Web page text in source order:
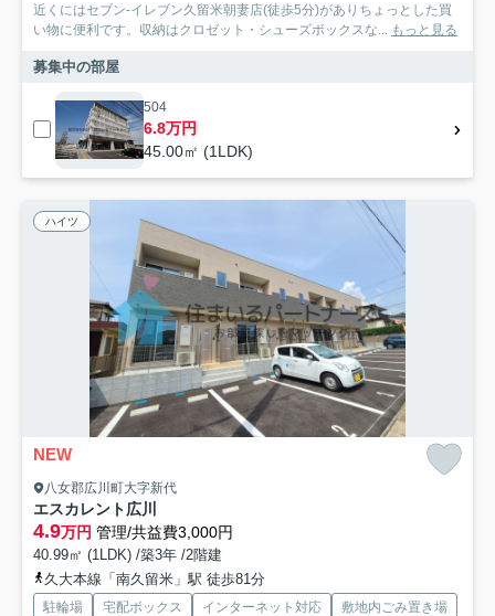
近くにはセブン-イレブン久留米朝妻店(徒歩5分)がありちょっとした買
い物に便利です。収納はクロゼット・シューズボックスな...
もっと見る
募集中の部屋
504
6.8万円
45.00㎡ (1LDK)
ハイツ
NEW
八女郡広川町大字新代
エスカレント広川
4.9万円 管理/共益費3,000円
40.99㎡ (1LDK) /築3年 /2階建
久大本線「南久留米」駅 徒歩81分
駐輪場 宅配ボックス インターネット対応
敷地内ごみ置き場